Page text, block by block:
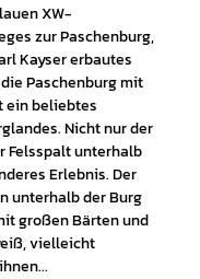
XW-
zur Paschenburg,
Kayser erbautes
Paschenburg mit
ein beliebtes
Nicht nur der
Felsspalt unterhalb
Erlebnis. Der
unterhalb der Burg
großen Bärten und
vielleicht